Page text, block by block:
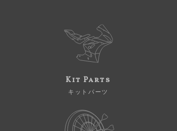
Kit Parts
キットパーツ